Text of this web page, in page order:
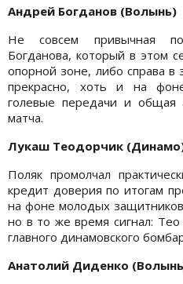
Андрей Богданов (Волынь)
Не совсем привычная
Богданова, который в этом
опорной зоне, либо справа
прекрасно, хоть и на
голевые передачи и общая
матча.
Лукаш Теодорчик
Поляк промолчал
кредит доверия по итогам
на фоне молодых
но в то же время сигнал:
главного динамовского
Анатолий Диденко